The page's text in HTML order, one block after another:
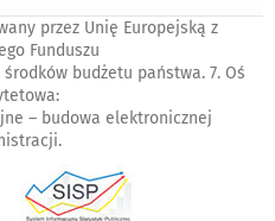
przez Unię Europejską z
Funduszu
budżetu państwa. 7. Oś
– budowa elektronicznej